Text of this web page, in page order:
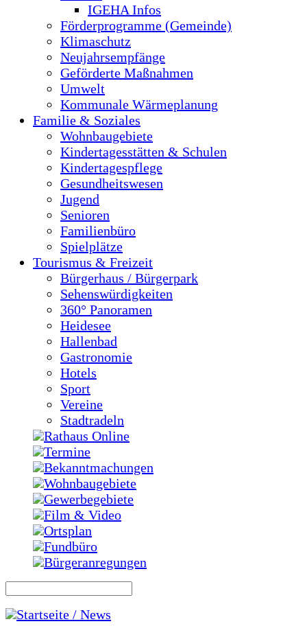
IGEHA Infos
Förderprogramme (Gemeinde)
Klimaschutz
Neujahrsempfänge
Geförderte Maßnahmen
Umwelt
Kommunale Wärmeplanung
Familie & Soziales
Wohnbaugebiete
Kindertagesstätten & Schulen
Kindertagespflege
Gesundheitswesen
Jugend
Senioren
Familienbüro
Spielplätze
Tourismus & Freizeit
Bürgerhaus / Bürgerpark
Sehenswürdigkeiten
360° Panoramen
Heidesee
Hallenbad
Gastronomie
Hotels
Sport
Vereine
Stadtradeln
Rathaus Online
Termine
Bekanntmachungen
Wohnbaugebiete
Gewerbegebiete
Film & Video
Ortsplan
Fundbüro
Bürgeranregungen
Startseite / News